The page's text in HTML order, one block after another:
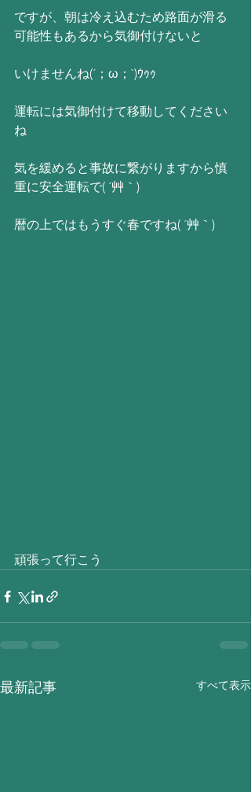
ですが、朝は冷え込むため路面が滑る
可能性もあるから気御付けないと
いけませんね(´；ω；`)ｳｩｩ
運転には気御付けて移動してください
ね
気を緩めると事故に繋がりますから慎
重に安全運転で( ´艸｀)
暦の上ではもうすぐ春ですね( ´艸｀)
頑張って行こう
最新記事 すべて表示